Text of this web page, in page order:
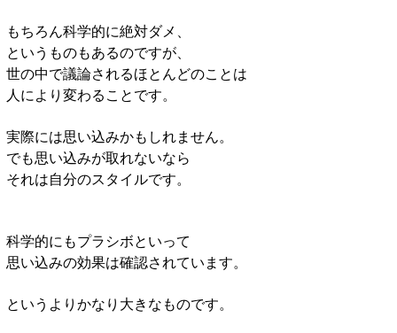
もちろん科学的に絶対ダメ、
というものもあるのですが、
世の中で議論されるほとんどのことは
人により変わることです。
実際には思い込みかもしれません。
でも思い込みが取れないなら
それは自分のスタイルです。
科学的にもプラシボといって
思い込みの効果は確認されています。
というよりかなり大きなものです。